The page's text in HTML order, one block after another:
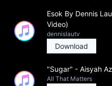
Esok By Dennis
Video)
dennislautv
Download
"Sugar" - Aisyah
All That Matters